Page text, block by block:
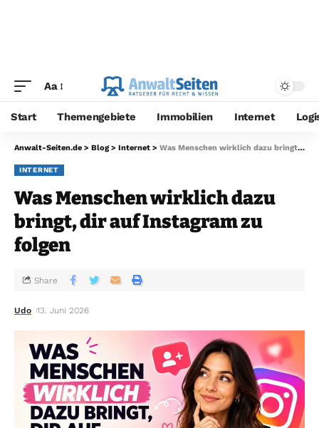
Aa
Start Themengebiete Immobilien Internet
Anwalt-Seiten.de > Blog > Internet > Was Menschen wirklich dazu bringt, dir auf Instagram zu folgen
INTERNET
Was Menschen wirklich dazu
bringt, dir auf Instagram zu
folgen
Udo 13. Juni 2026
Share